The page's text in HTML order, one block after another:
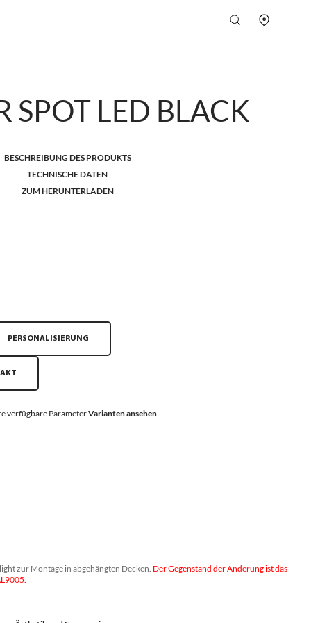
SPOT LED BLACK
BESCHREIBUNG DES PRODUKTS
TECHNISCHE DATEN
ZUM HERUNTERLADEN
PERSONALISIERUNG
verfügbare ParameterVarianten ansehen
zur Montage in abgehängten Decken. Der Gegenstand der Änderung ist das